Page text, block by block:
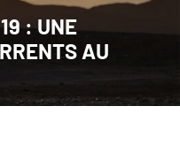
: UNE
AU